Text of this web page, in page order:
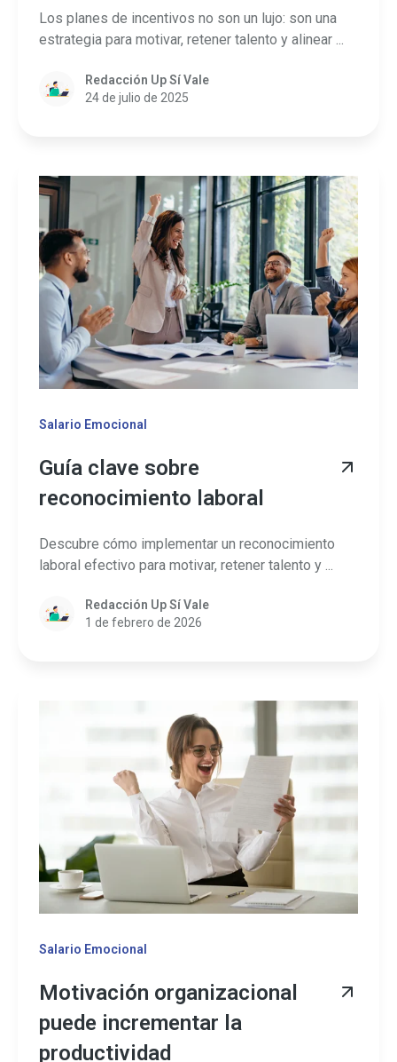
Los planes de incentivos no son un lujo: son una
estrategia para motivar, retener talento y alinear ...
Redacción Up Sí Vale
24 de julio de 2025
Salario Emocional
Guía clave sobre
reconocimiento laboral
Descubre cómo implementar un reconocimiento
laboral efectivo para motivar, retener talento y ...
Redacción Up Sí Vale
1 de febrero de 2026
Salario Emocional
Motivación organizacional
puede incrementar la
productividad